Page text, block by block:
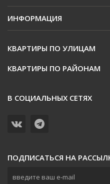
ИНФОРМАЦИЯ
КВАРТИРЫ ПО УЛИЦАМ
КВАРТИРЫ ПО РАЙОНАМ
В СОЦИАЛЬНЫХ СЕТЯХ
ПОДПИСАТЬСЯ НА